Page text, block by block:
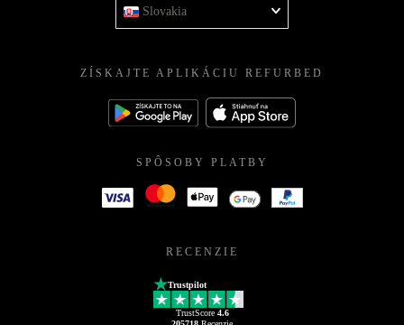
Slovakia
ZÍSKAJTE APLIKÁCIU REFURBED
SPÔSOBY PLATBY
RECENZIE
Trustpilot
TrustScore 4.6